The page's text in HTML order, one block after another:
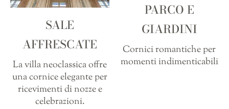
SALE
AFFRESCATE
La villa neoclassica offre
una cornice elegante per
ricevimenti di nozze e
celebrazioni.
PARCO E
GIARDINI
Cornici romantiche per
momenti indimenticabili